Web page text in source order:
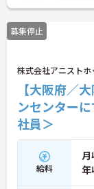
に詳細をお話し
さい！
募集停止
株式会社アニスト
【大阪府／
ンセンター
社員＞
給料
月
年